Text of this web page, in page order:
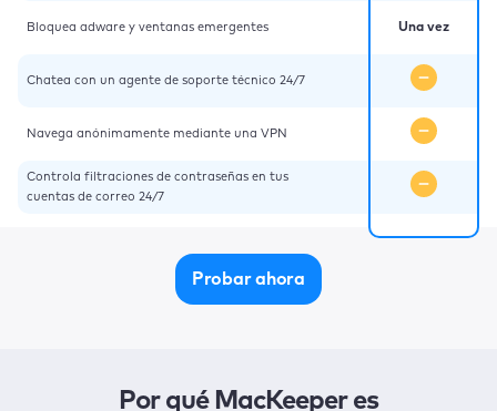
Bloquea adware y ventanas emergentes
Chatea con un agente de soporte técnico 24/7
Navega anónimamente mediante una VPN
Controla filtraciones de contraseñas en tus
cuentas de correo 24/7
Una vez
Probar ahora
Por qué MacKeeper es